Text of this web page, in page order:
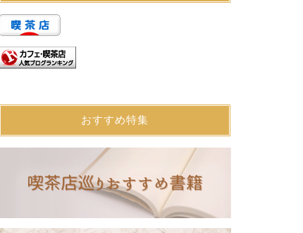
おすすめ特集